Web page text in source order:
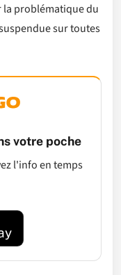
la problématique du
sur toutes
votre poche
l'info en temps